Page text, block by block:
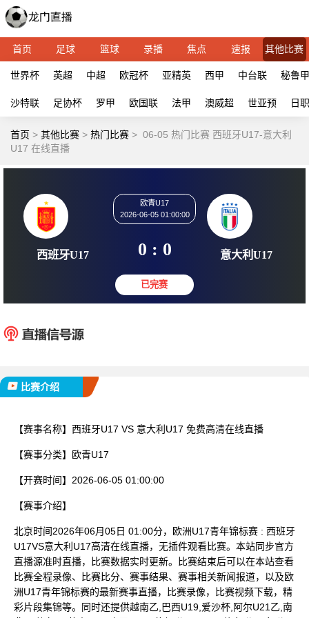
首页 足球 篮球 录播 焦点 速报 其他比赛
世界杯 英超 中超 欧冠杯 亚精英 西甲 中台联 秘鲁甲
沙特联 足协杯 罗甲 欧国联 法甲 澳威超 世亚预 日
首页 > 其他比赛 > 热门比赛 > 06-05 热门比赛 西班牙U17-意大利
U17 在线直播
欧青U17
2026-06-05 01:00:00
0 : 0
比赛介绍
【赛事名称】 西班牙U17 VS 意大利U17 免费高清在线直播
【赛事分类】 欧青U17
【开赛时间】 2026-06-05 01:00:00
【赛事介绍】
北京时间2026年06月05日 01:00分，欧洲U17青年锦标赛 : 西班牙
U17VS意大利U17高清在线直播，无插件观看比赛。本站同步官方
直播源准时直播，比赛数据实时更新。比赛结束后可以在本站查看
比赛全程录像、比赛比分、赛事结果、赛事相关新闻报道，以及欧
洲U17青年锦标赛的最新赛事直播，比赛录像，比赛视频下载，精
彩片段集锦等。同时还提供越南乙,巴西U19,爱沙杯,阿尔U21乙,南